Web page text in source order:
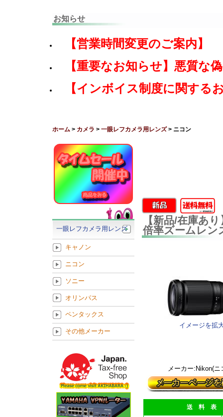
お知らせ
【営業時間変更のご案内】
【重要なお知らせ】悪質な
【インボイス制度に関する
ホーム > カメラ > 一眼レフカメラ用レンズ> ニコン
【新品/在庫あ
倍率ズームレン
イメージを拡
メーカー:Nikon(ニ
送 料 表
一眼レフカメラ用レンズ
キャノン
ニコン
ソニー
オリンパス
ペンタックス
その他メーカー